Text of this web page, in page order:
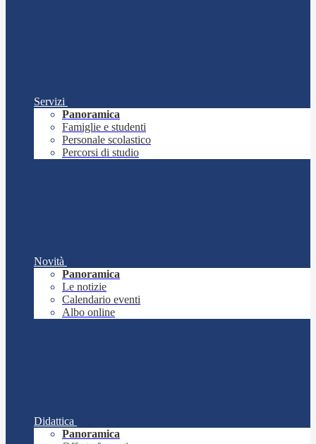
Servizi
Panoramica
Famiglie e studenti
Personale scolastico
Percorsi di studio
Novità
Panoramica
Le notizie
Calendario eventi
Albo online
Didattica
Panoramica